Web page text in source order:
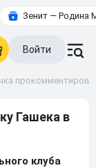
Зенит — Родина
Войти
Гашека в
клуба